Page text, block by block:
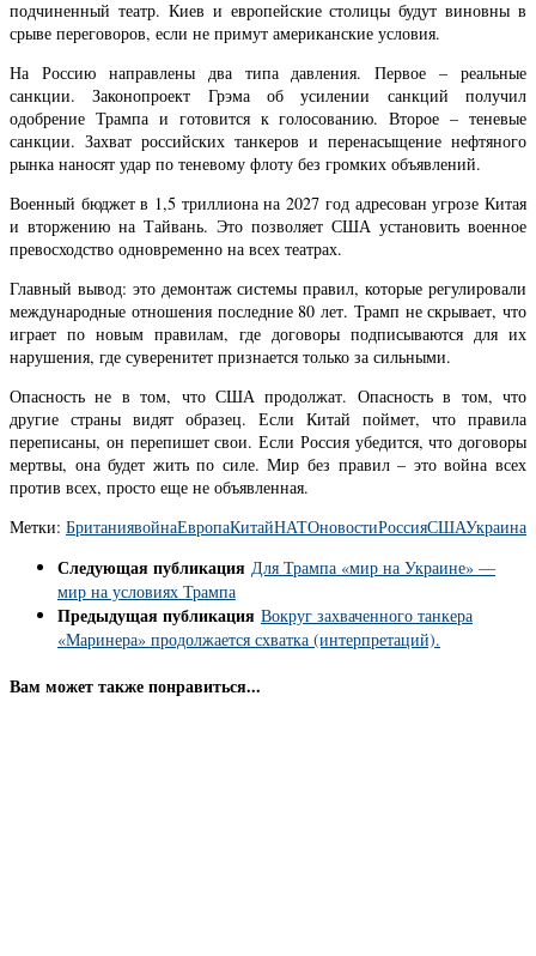
подчиненный театр. Киев и европейские столицы будут виновны в
срыве переговоров, если не примут американские условия.
На Россию направлены два типа давления. Первое – реальные
санкции. Законопроект Грэма об усилении санкций получил
одобрение Трампа и готовится к голосованию. Второе – теневые
санкции. Захват российских танкеров и перенасыщение нефтяного
рынка наносят удар по теневому флоту без громких объявлений.
Военный бюджет в 1,5 триллиона на 2027 год адресован угрозе Китая
и вторжению на Тайвань. Это позволяет США установить военное
превосходство одновременно на всех театрах.
Главный вывод: это демонтаж системы правил, которые регулировали
международные отношения последние 80 лет. Трамп не скрывает, что
играет по новым правилам, где договоры подписываются для их
нарушения, где суверенитет признается только за сильными.
Опасность не в том, что США продолжат. Опасность в том, что
другие страны видят образец. Если Китай поймет, что правила
переписаны, он перепишет свои. Если Россия убедится, что договоры
мертвы, она будет жить по силе. Мир без правил – это война всех
против всех, просто еще не объявленная.
Метки: БританиявойнаЕвропаКитайНАТОновостиРоссияСШАУкраина
Следующая публикация Для Трампа «мир на Украине» —
мир на условиях Трампа
Предыдущая публикация Вокруг захваченного танкера
«Маринера» продолжается схватка (интерпретаций).
Вам может также понравиться...